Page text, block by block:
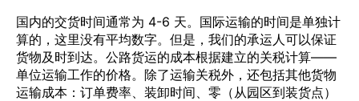
国内的交货时间通常为 4-6 天。国际运输的时间是单独计
算的，这里没有平均数字。但是，我们的承运人可以保证
货物及时到达。公路货运的成本根据建立的关税计算——
单位运输工作的价格。除了运输关税外，还包括其他货物
运输成本：订单费率、装卸时间、零（从园区到装货点）